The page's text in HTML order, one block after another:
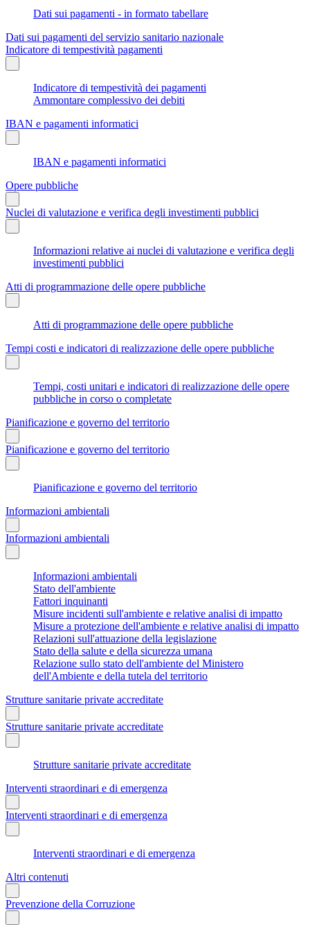
Dati sui pagamenti - in formato tabellare
Dati sui pagamenti del servizio sanitario nazionale
Indicatore di tempestività pagamenti
Indicatore di tempestività dei pagamenti
Ammontare complessivo dei debiti
IBAN e pagamenti informatici
IBAN e pagamenti informatici
Opere pubbliche
Nuclei di valutazione e verifica degli investimenti pubblici
Informazioni relative ai nuclei di valutazione e verifica degli
investimenti pubblici
Atti di programmazione delle opere pubbliche
Atti di programmazione delle opere pubbliche
Tempi costi e indicatori di realizzazione delle opere pubbliche
Tempi, costi unitari e indicatori di realizzazione delle opere
pubbliche in corso o completate
Pianificazione e governo del territorio
Pianificazione e governo del territorio
Pianificazione e governo del territorio
Informazioni ambientali
Informazioni ambientali
Informazioni ambientali
Stato dell'ambiente
Fattori inquinanti
Misure incidenti sull'ambiente e relative analisi di impatto
Misure a protezione dell'ambiente e relative analisi di impatto
Relazioni sull'attuazione della legislazione
Stato della salute e della sicurezza umana
Relazione sullo stato dell'ambiente del Ministero
dell'Ambiente e della tutela del territorio
Strutture sanitarie private accreditate
Strutture sanitarie private accreditate
Strutture sanitarie private accreditate
Interventi straordinari e di emergenza
Interventi straordinari e di emergenza
Interventi straordinari e di emergenza
Altri contenuti
Prevenzione della Corruzione